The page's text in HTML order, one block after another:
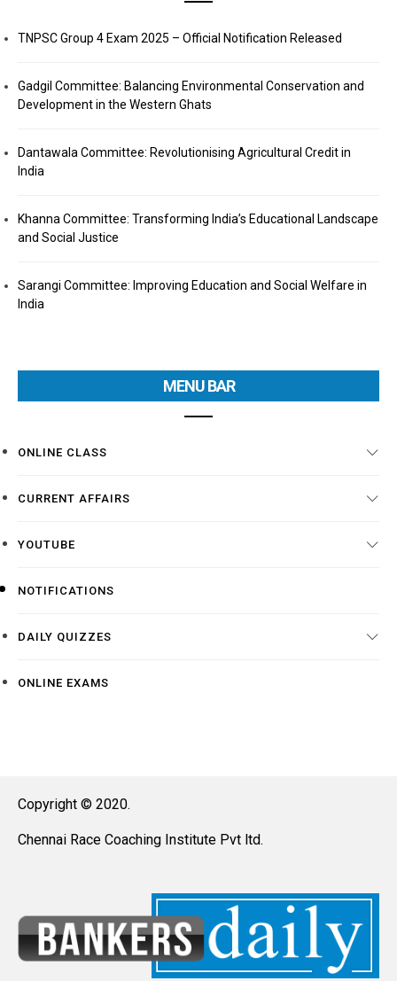
TNPSC Group 4 Exam 2025 – Official Notification Released
Gadgil Committee: Balancing Environmental Conservation and
Development in the Western Ghats
Dantawala Committee: Revolutionising Agricultural Credit in
India
Khanna Committee: Transforming India’s Educational Landscape
and Social Justice
Sarangi Committee: Improving Education and Social Welfare in
India
MENU BAR
ONLINE CLASS
CURRENT AFFAIRS
YOUTUBE
NOTIFICATIONS
DAILY QUIZZES
ONLINE EXAMS
Copyright © 2020.
Chennai Race Coaching Institute Pvt ltd.